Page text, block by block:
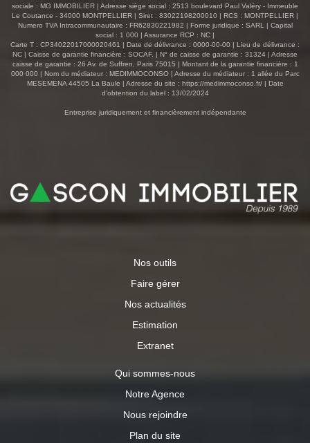
calme et ambiance résidentielle de grande qualité. À
proximité immédiate se trouvent le tramway ligne 2, les
arrêts de bus, ainsi que de nombreux commerces et
services. Un bien rare dans un cadre privilégié. À
découvrir sans attendre. Bien soumis au statut juridique
de la Copropriété. Nb de lots : 315. Charges annuelles de
copropriété (Montant moyen annuel quote-part du budget
sociale : MG IMMOBILIER | Adresse siège social : 2513 boulevard Paul Valéry - Immeuble
Le Coutance - 34000 MONTPELLIER | Siret : 83022198200010 | RCS : MONTPELLIER |
Numero TVA Intracommunautaire : FR62830221982 | Forme juridique : SARL | Capital
social : 1 000 | Assurance RCP : NC |
Carte T : CP34022017000020461 | Date de délivrance : 0000-00-00 | Lieu de délivrance :
NC | Caisse de garantie financière : SOCAF. | N° de caisse de garantie : 31324 | Adresse
caisse de garantie : 26 Av. de Suffren, Paris 75015 | Montant de la garantie financière : 1
000 000 | Nom du médiateur : MEDIMMOCONSO | Adresse du médiateur : 1 allée du Parc
MESEMENA 44505 La Baule | Adresse du site : https://medimmoconso.fr/| Date
d'obtention du label : 13/02/2024
Entreprise juridiquement et financièrement indépendante
Nos outils
Faire gérer
Nos actualités
Estimation
Extranet
Qui sommes-nous
Notre Agence
Nous rejoindre
Plan du site